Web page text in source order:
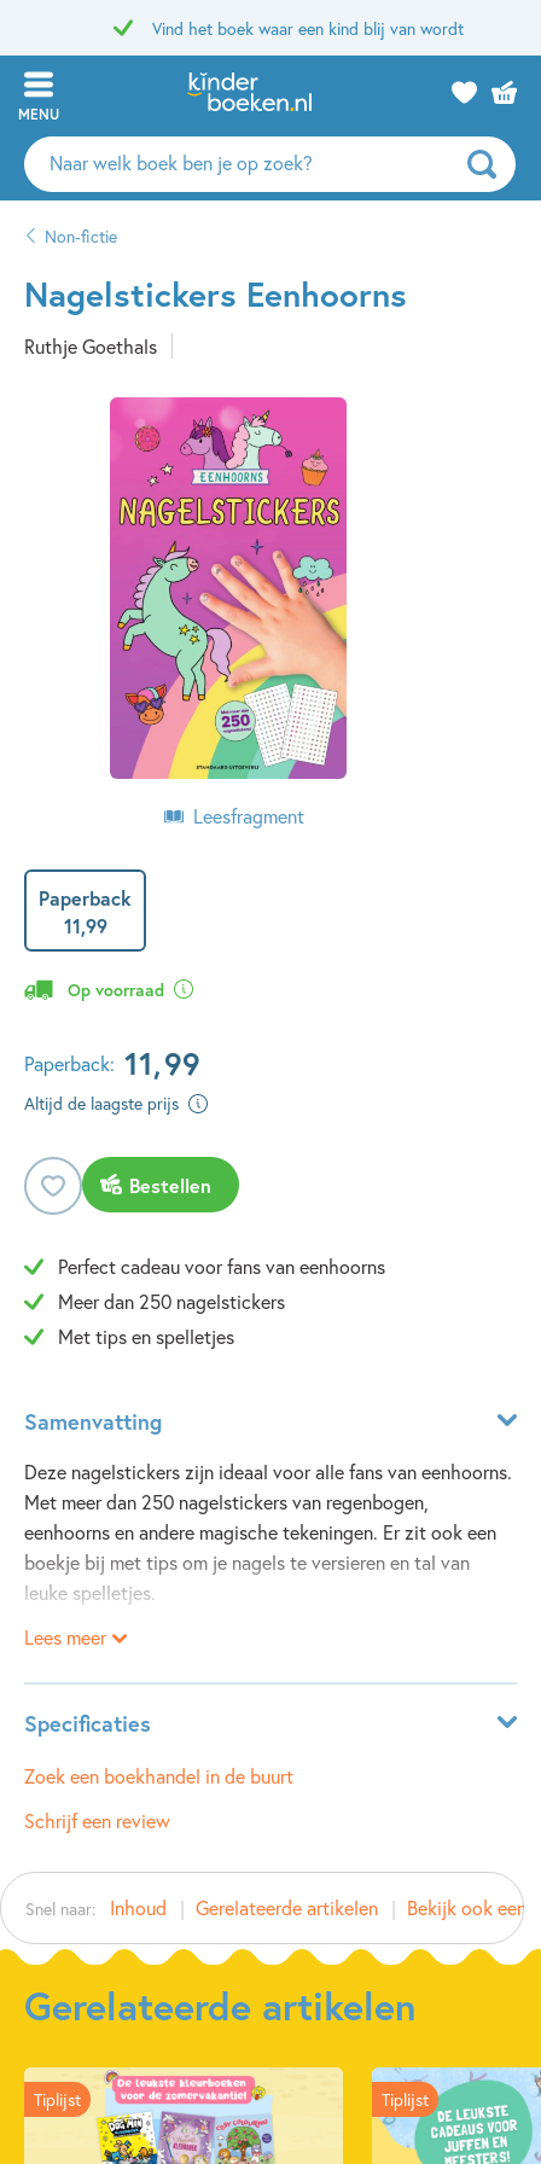
Vind het boek waar een kind blij van wordt
MENU
Zoeken
naar
auteurs
uitgevers
Non-fictie
Nagelstickers Eenhoorns
Ruthje Goethals
Leesfragment
Paperback
11,99
Op voorraad
Paperback: 11,99
Altijd de laagste prijs
Bestellen
Perfect cadeau voor fans van eenhoorns
Meer dan 250 nagelstickers
Met tips en spelletjes
Samenvatting
Deze nagelstickers zijn ideaal voor alle fans van eenhoorns.
Met meer dan 250 nagelstickers van regenbogen,
eenhoorns en andere magische tekeningen. Er zit ook een
boekje bij met tips om je nagels te versieren en tal van
leuke spelletjes.
Lees meer
Specificaties
ISBN: 9789002280863
NUR:
Auteur(s):
Prijs: 11
99
Aantal pagina's:
16
Uitgever:
SU Kids & Digits
Verschijningsdatum:
04-06-2024
Kenmerken van dit boek
Cadeauboeken Doeboeken Hobby & knutselen
Zoek een boekhandel in de buurt
Schrijf een review
Snel naar: Inhoud Gerelateerde artikelen Bekijk ook eens
Gerelateerde artikelen
Tiplijst Tiplijst